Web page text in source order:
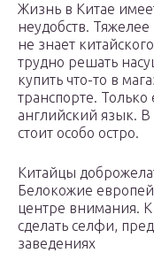
Жизнь в Китае
неудобств. Тяжелее
не знает
трудно решать
купить что-то в
транспорте.
английский язык. В
стоит особо остро.
Китайцы
Белокожие
центре внимания. К
сделать селфи,
заведениях